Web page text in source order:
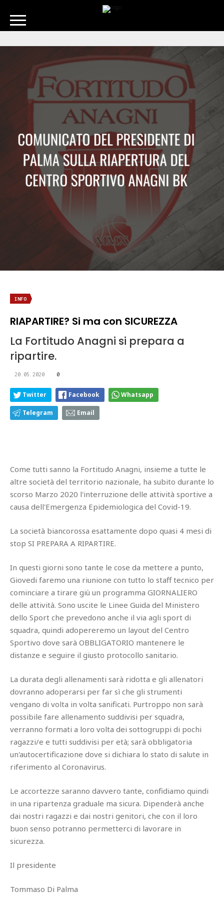
INFO
RIAPARTIRE? Si ma con SICUREZZA
La Fortitudo Anagni si prepara a
ripartire.
20.05.2020 0
Twitter Facebook Whatsapp
Telegram Email
Come tutti sanno la Fortitudo Anagni, insieme a tutte le
altre società del territorio nazionale, ha subito durante lo
scorso Marzo 2020 l'interruzione delle attività sportive a
causa dell'Emergenza Epidemiologica del Covid-19.
La società biancorossa esattamente dopo quasi 4 mesi di
stop SI PREPARA A RIPARTIRE.
In questi giorni sono tante le cose da mettere a punto,
Giovedi faremo una riunione con tutto lo staff tecnico per
cominciare a tirare giù un programma GIORNALIERO
delle attività. Sono uscite le Linee Guida del Ministero
dello Sport che prevedono anche il via agli sport di
squadra, quindi adopereremo un layout del Centro
Sportivo dove sarà OBBLIGATORIO mantenere le
distanze e seguire il giusto protocollo sanitario.
La durata degli allenamenti sarà ridotta e gli allenatori
dovranno adoperarsi per far sì che gli strumenti
vengano di volta in volta sanificati. Purtroppo non sarà
possibile fare allenamento suddivisi per squadra,
verranno formati a loro volta dei sottogruppi di pochi
ragazzi/e e tutti suddivisi per età; sarà obbligatoria
un'autocertificazione dove si dichiara lo stato di salute in
riferimento al Coronavirus.
Le accortezze saranno davvero tante, confidiamo quindi
in una ripartenza graduale ma sicura. Dipenderà anche
dai nostri ragazzi e dai nostri genitori, che con il loro
buon senso potranno permetterci di lavorare in
sicurezza.
Il presidente
Tommaso Di Palma